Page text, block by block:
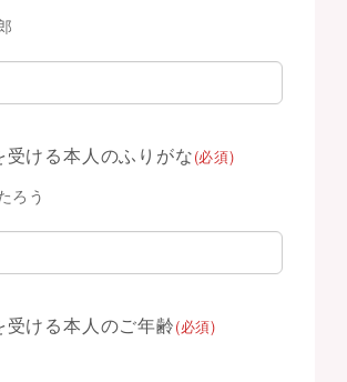
受ける本人のふりがな(必須)
ろう
受ける本人のご年齢(必須)